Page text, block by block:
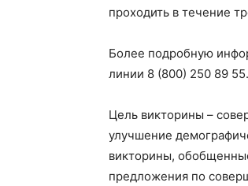
проходить в течение
Более подробную
линии 8 (800) 250 89 55.
Цель викторины –
улучшение
викторины,
предложения по